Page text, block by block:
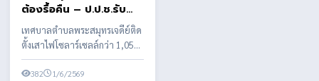
ต้องรื้อคืน – ป.ป.ช.รับ
เรื่องตรวจสอบ
เทศบาลตำบลพระสมุทรเจดีย์ติด
ตั้งเสาไฟโซลาร์เซลล์กว่า 1,058
ต้น งบประมาณกว่า 75 ล้านบาท
พบข้อสงสัยหลาย...
382 1/6/2569